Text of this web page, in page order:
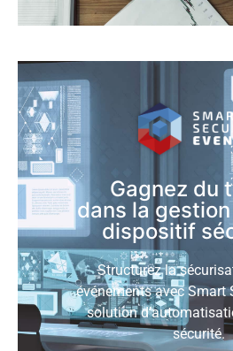
Gagnez du
dans la
dispositif
Structurez la
événements avec Smart
solution
sécurité.